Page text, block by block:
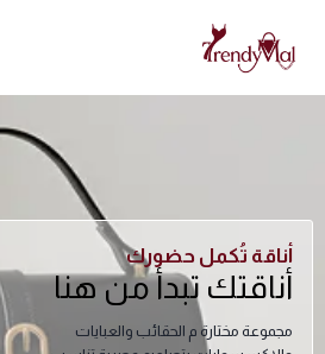
أناقة تُكمل حضورك
أناقتك تبدأ من هنا
مجموعة مختارة م الحقائب والعبايات